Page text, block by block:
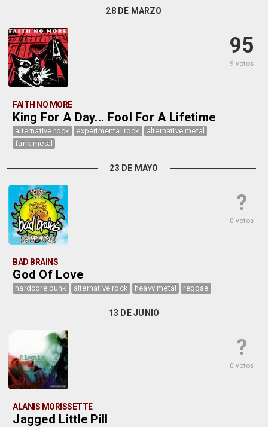
28 DE MARZO
95
9 votos
FAITH NO MORE
King For A Day... Fool For A Lifetime
alternative rock experimental rock
alternative metal
funk metal
23 DE MAYO
?
0 votos
BAD BRAINS
God Of Love
hardcore punk alternative rock heavy metal reggae
13 DE JUNIO
?
0 votos
ALANIS MORISSETTE
Jagged Little Pill